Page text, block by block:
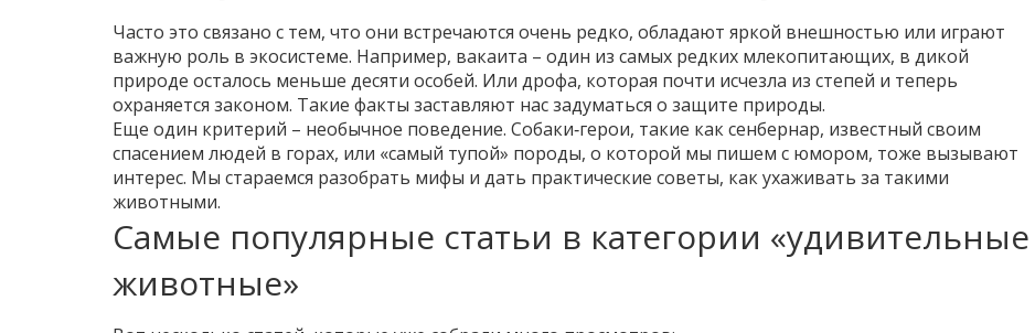
Часто это связано с тем, что они встречаются очень редко, обладают яркой внешностью или играют
важную роль в экосистеме. Например, вакаита – один из самых редких млекопитающих, в дикой
природе осталось меньше десяти особей. Или дрофа, которая почти исчезла из степей и теперь
охраняется законом. Такие факты заставляют нас задуматься о защите природы.
Еще один критерий – необычное поведение. Собаки‑герои, такие как сенбернар, известный своим
спасением людей в горах, или «самый тупой» породы, о которой мы пишем с юмором, тоже вызывают
интерес. Мы стараемся разобрать мифы и дать практические советы, как ухаживать за такими
животными.
Самые популярные статьи в категории «удивительные
животные»